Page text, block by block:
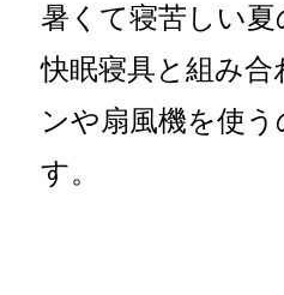
暑くて寝苦しい夏
快眠寝具と組み合
ンや扇風機を使
す。